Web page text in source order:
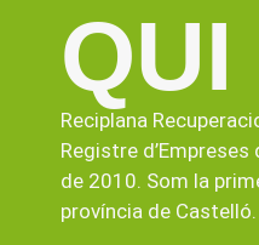
Reciplana
Registre
de 2010. Som la
província de Castelló.